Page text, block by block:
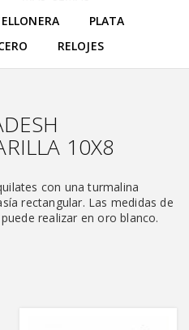
PLATA
RELOJES
10X8
con una turmalina
rectangular. Las medidas de
realizar en oro blanco.